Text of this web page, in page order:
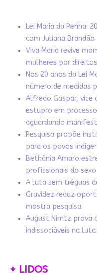
Lei Maria da Penha.
com Juliana Brandão
Viva Maria revive
mulheres por direitos
Nos 20 anos da Lei
número de medidas
Alfredo Gaspar, vice
estupro em
aguardando
Pesquisa propõe
para os povos
Bethânia Amaro
profissionais do sexo
A luta sem tréguas
Gravidez reduz
mostra pesquisa
August Nimtz prova
indissociáveis na
+ LIDOS